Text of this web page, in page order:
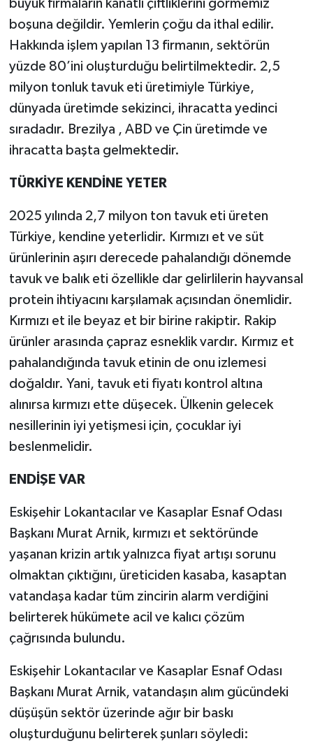
büyük firmaların kanatlı çiftliklerini görmemiz
boşuna değildir. Yemlerin çoğu da ithal edilir.
Hakkında işlem yapılan 13 firmanın, sektörün
yüzde 80’ini oluşturduğu belirtilmektedir. 2,5
milyon tonluk tavuk eti üretimiyle Türkiye,
dünyada üretimde sekizinci, ihracatta yedinci
sıradadır. Brezilya , ABD ve Çin üretimde ve
ihracatta başta gelmektedir.
TÜRKİYE KENDİNE YETER
2025 yılında 2,7 milyon ton tavuk eti üreten
Türkiye, kendine yeterlidir. Kırmızı et ve süt
ürünlerinin aşırı derecede pahalandığı dönemde
tavuk ve balık eti özellikle dar gelirlilerin hayvansal
protein ihtiyacını karşılamak açısından önemlidir.
Kırmızı et ile beyaz et bir birine rakiptir. Rakip
ürünler arasında çapraz esneklik vardır. Kırmız et
pahalandığında tavuk etinin de onu izlemesi
doğaldır. Yani, tavuk eti fiyatı kontrol altına
alınırsa kırmızı ette düşecek. Ülkenin gelecek
nesillerinin iyi yetişmesi için, çocuklar iyi
beslenmelidir.
ENDİŞE VAR
Eskişehir Lokantacılar ve Kasaplar Esnaf Odası
Başkanı Murat Arnik, kırmızı et sektöründe
yaşanan krizin artık yalnızca fiyat artışı sorunu
olmaktan çıktığını, üreticiden kasaba, kasaptan
vatandaşa kadar tüm zincirin alarm verdiğini
belirterek hükümete acil ve kalıcı çözüm
çağrısında bulundu.
Eskişehir Lokantacılar ve Kasaplar Esnaf Odası
Başkanı Murat Arnik, vatandaşın alım gücündeki
düşüşün sektör üzerinde ağır bir baskı
oluşturduğunu belirterek şunları söyledi: